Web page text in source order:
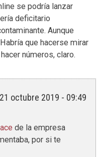
se podría lanzar
deficitario
Aunque
que hacerse mirar
números, claro.
21 octubre 2019 - 09:49
de la empresa
por si te